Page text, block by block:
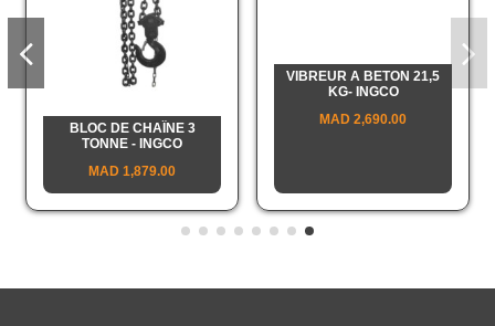
VIBREUR A BETON 21,5
KG- INGCO
2,690.00 MAD
BLOC DE CHAÎNE 3
TONNE - INGCO
1,879.00 MAD